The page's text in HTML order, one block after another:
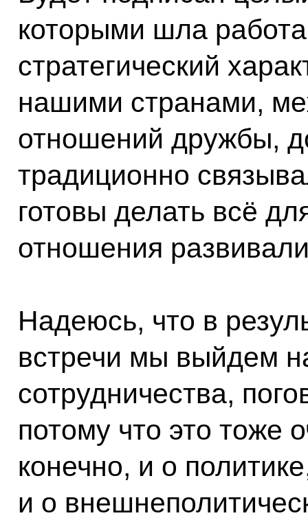
которыми шла
стратегический
нашими странами,
отношений дружбы,
традиционно
готовы делать всё
отношения
Надеюсь, что в
встречи мы выйдем
сотрудничества,
потому что это тоже
конечно, и о
и о